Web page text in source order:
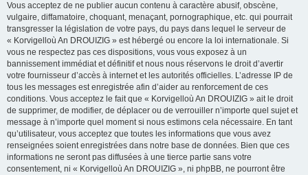
Vous acceptez de ne publier aucun contenu à caractère abusif, obscène,
vulgaire, diffamatoire, choquant, menaçant, pornographique, etc. qui pourrait
transgresser la législation de votre pays, du pays dans lequel le serveur de
« Korvigelloù An DROUIZIG » est hébergé ou encore la loi internationale. Si
vous ne respectez pas ces dispositions, vous vous exposez à un
bannissement immédiat et définitif et nous nous réservons le droit d’avertir
votre fournisseur d’accès à internet et les autorités officielles. L’adresse IP de
tous les messages est enregistrée afin d’aider au renforcement de ces
conditions. Vous acceptez le fait que « Korvigelloù An DROUIZIG » ait le droit
de supprimer, de modifier, de déplacer ou de verrouiller n’importe quel sujet et
message à n’importe quel moment si nous estimons cela nécessaire. En tant
qu’utilisateur, vous acceptez que toutes les informations que vous avez
renseignées soient enregistrées dans notre base de données. Bien que ces
informations ne seront pas diffusées à une tierce partie sans votre
consentement, ni « Korvigelloù An DROUIZIG », ni phpBB, ne pourront être